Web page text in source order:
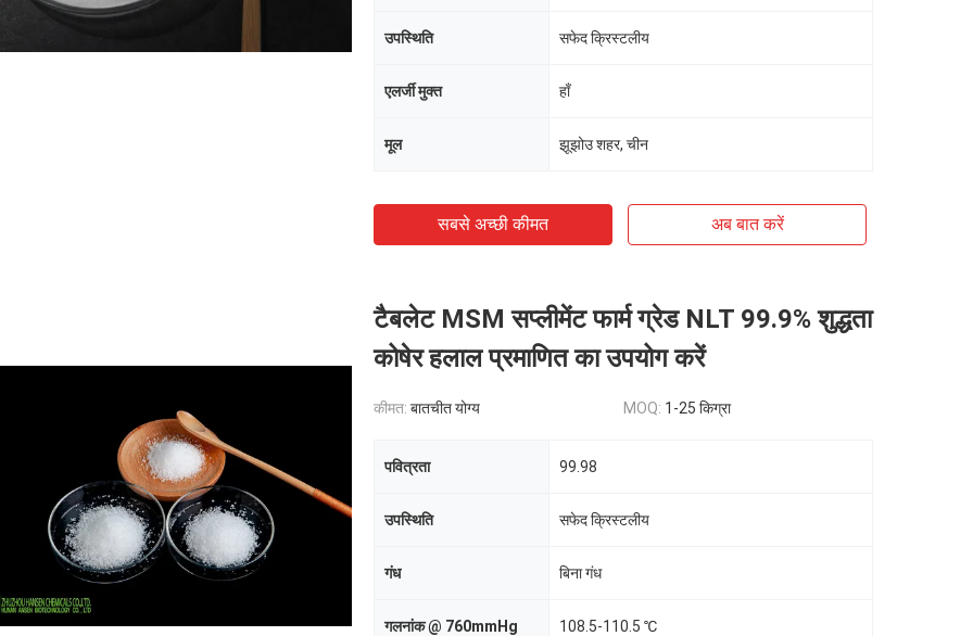
उपस्थिति सफेद क्रिस्टलीय
एलर्जी मुक्त हाँ
मूल झूझोउ शहर, चीन
सबसे अच्छी कीमत अब बात करें
टैबलेट MSM सप्लीमेंट फार्म ग्रेड NLT 99.9% शुद्धता
कोषेर हलाल प्रमाणित का उपयोग करें
कीमत: बातचीत योग्य MOQ: 1-25 किग्रा
पवित्रता 99.98
उपस्थिति सफेद क्रिस्टलीय
गंध बिना गंध
गलनांक @ 760mmHg 108.5-110.5 ℃